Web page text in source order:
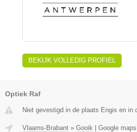
BEKIJK VOLLEDIG PROFIEL
Optiek Raf
Niet gevestigd in de plaats Engis en in
Vlaams-Brabant » Gooik | Google maps